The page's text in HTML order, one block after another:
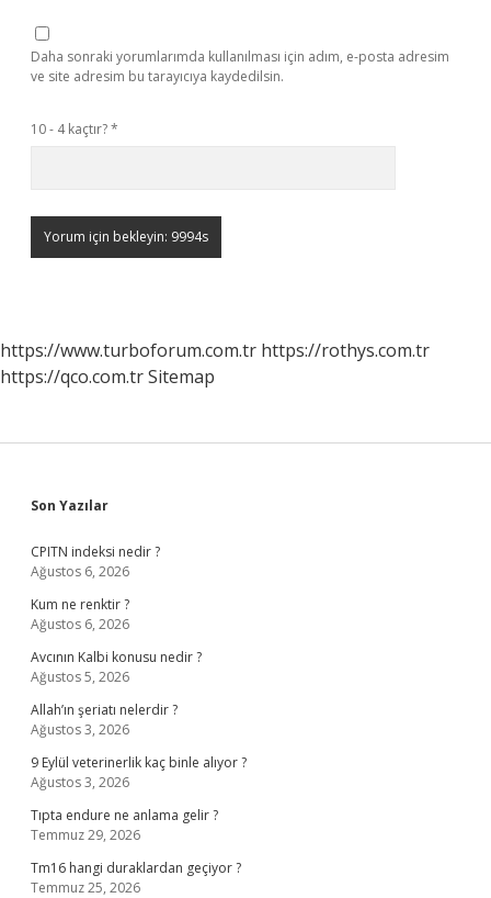
Daha sonraki yorumlarımda kullanılması için adım, e-posta adresim
ve site adresim bu tarayıcıya kaydedilsin.
10 - 4 kaçtır?*
https://www.turboforum.com.tr https://rothys.com.tr
https://qco.com.trSitemap
Sidebar
Son Yazılar
CPITN indeksi nedir ?
Ağustos 6, 2026
Kum ne renktir ?
Ağustos 6, 2026
Avcının Kalbi konusu nedir ?
Ağustos 5, 2026
Allah’ın şeriatı nelerdir ?
Ağustos 3, 2026
9 Eylül veterinerlik kaç binle alıyor ?
Ağustos 3, 2026
Tıpta endure ne anlama gelir ?
Temmuz 29, 2026
Tm16 hangi duraklardan geçiyor ?
Temmuz 25, 2026